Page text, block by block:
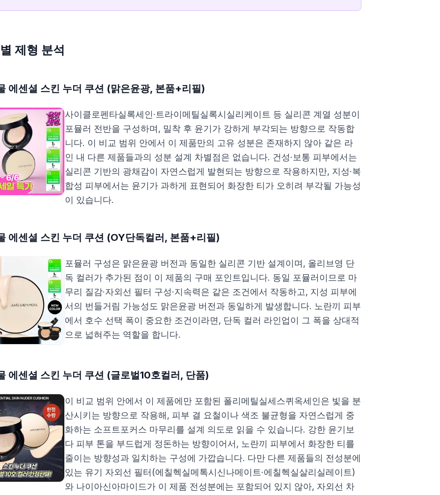
제형 분석
에센셜 스킨 누더 쿠션 (맑은윤광, 본품+리필)
사이클로펜타실록세인·트라이메틸실록시실리케이트 등 실리콘 계열 성분이
포뮬러 전반을 구성하며, 밀착 후 윤기가 강하게 부각되는 방향으로 작동합
니다. 이 비교 범위 안에서 이 제품만의 고유 성분은 존재하지 않아 같은 라
인 내 다른 제품들과의 성분 설계 차별점은 없습니다. 건성·보통 피부에서는
실리콘 기반의 광채감이 자연스럽게 발현되는 방향으로 작용하지만, 지성·복
합성 피부에서는 윤기가 과하게 표현되어 화장한 티가 오히려 부각될 가능성
이 있습니다.
에센셜 스킨 누더 쿠션 (OY단독컬러, 본품+리필)
포뮬러 구성은 맑은윤광 버전과 동일한 실리콘 기반 설계이며, 올리브영 단
독 컬러가 추가된 점이 이 제품의 구매 포인트입니다. 동일 포뮬러이므로 마
무리 질감·자외선 필터 구성·지속력은 같은 조건에서 작동하고, 지성 피부에
서의 번들거림 가능성도 맑은윤광 버전과 동일하게 발생합니다. 노란끼 피부
에서 호수 선택 폭이 중요한 조건이라면, 단독 컬러 라인업이 그 폭을 상대적
으로 넓혀주는 역할을 합니다.
에센셜 스킨 누더 쿠션 (글로벌10호컬러, 단품)
이 비교 범위 안에서 이 제품에만 포함된 폴리메틸실세스퀴옥세인은 빛을 분
산시키는 방향으로 작용해, 피부 결 요철이나 색조 불균형을 자연스럽게 중
화하는 소프트포커스 마무리를 설계 의도로 읽을 수 있습니다. 강한 윤기보
다 피부 톤을 부드럽게 정돈하는 방향이어서, 노란끼 피부에서 화장한 티를
줄이는 방향성과 일치하는 구성에 가깝습니다. 다만 다른 제품들의 전성분에
있는 유기 자외선 필터(에칠헥실메톡시신나메이트·에칠헥실살리실레이트)
와 나이아신아마이드가 이 제품 전성분에는 포함되어 있지 않아, 자외선 차